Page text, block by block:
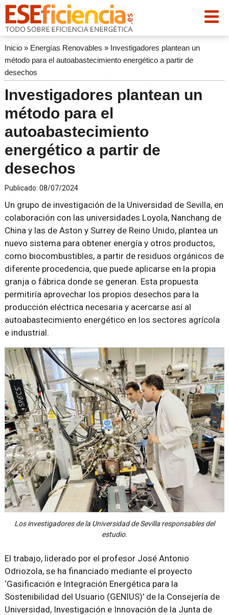
Inicio» Energías Renovables » Investigadores plantean un
método para el autoabastecimiento energético a partir de
desechos
Investigadores plantean un
método para el
autoabastecimiento
energético a partir de
desechos
Publicado: 08/07/2024
Un grupo de investigación de la Universidad de Sevilla, en
colaboración con las universidades Loyola, Nanchang de
China y las de Aston y Surrey de Reino Unido, plantea un
nuevo sistema para obtener energía y otros productos,
como biocombustibles, a partir de residuos orgánicos de
diferente procedencia, que puede aplicarse en la propia
granja o fábrica donde se generan. Esta propuesta
permitiría aprovechar los propios desechos para la
producción eléctrica necesaria y acercarse así al
autoabastecimiento energético en los sectores agrícola
e industrial.
Los investigadores de la Universidad de Sevilla responsables del
estudio.
El trabajo, liderado por el profesor José Antonio
Odriozola, se ha financiado mediante el proyecto
‘Gasificación e Integración Energética para la
Sostenibilidad del Usuario (GENIUS)’ de la Consejería de
Universidad, Investigación e Innovación de la Junta de